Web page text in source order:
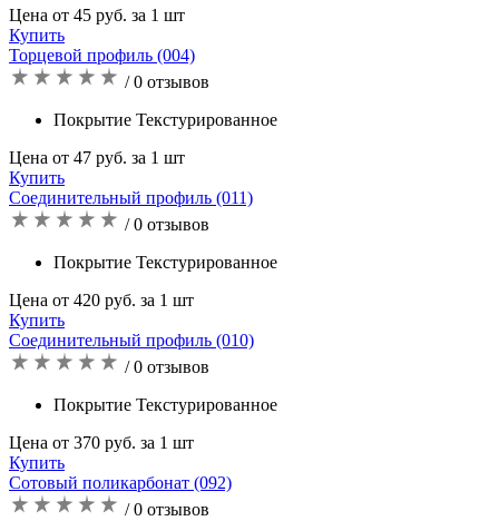
Цена от 45 руб. за 1 шт
Купить
Торцевой профиль (004)
/ 0 отзывов
Покрытие Текстурированное
Цена от 47 руб. за 1 шт
Купить
Соединительный профиль (011)
/ 0 отзывов
Покрытие Текстурированное
Цена от 420 руб. за 1 шт
Купить
Соединительный профиль (010)
/ 0 отзывов
Покрытие Текстурированное
Цена от 370 руб. за 1 шт
Купить
Сотовый поликарбонат (092)
/ 0 отзывов